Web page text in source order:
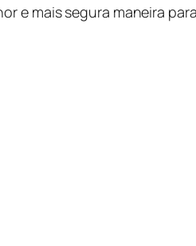
e mais segura maneira